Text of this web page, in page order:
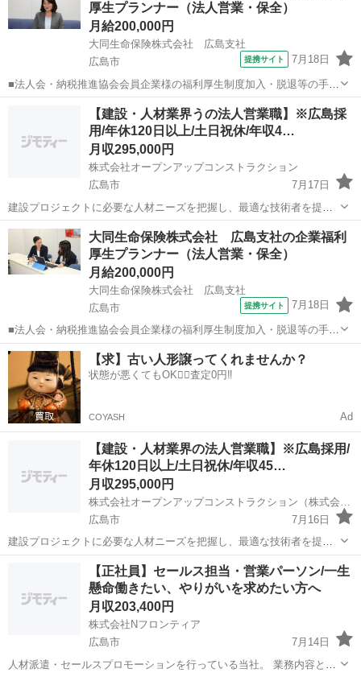
厚生プランナー（法人営業・保全）
月給200,000円
大同生命保険株式会社 広島支社
広島市
提携サイト 7月18日
■法人会・納税推進協会会員企業様の福利厚生制度加入・脱退等の手続
きなどをお任せします。 家庭訪問ではなく、会員である法人企業様へ
と出向き、当社のお薦めするプランのご案内などがメイン。個人宅訪
問や知人・友人への保険勧誘は一切あ...
代理店営業
【建設・人材業界うの法人営業職】※広島採
用/年休120日以上/土日祝休/年収4…
月収295,000円
株式会社オープンアップコンストラクション
広島市
7月17日
建設プロジェクトに必要な人材ニーズを把握し、最適な技術者を提
案・就業後のフォローまで行います。人と企業をつなぎ、社会インフ
ラを支える重要な役割です。 ～主な業務～ ①クライアントへの提案営
業 ②派遣技術社員の就業マネジ...
広島 広島市 人材コーディネーター 社員
大同生命保険株式会社 広島支社の企業福利
厚生プランナー（法人営業・保全）
月給200,000円
大同生命保険株式会社 広島支社
広島市
提携サイト 7月18日
■法人会・納税推進協会会員企業様の福利厚生制度加入・脱退等の手続
きなどをお任せします。 家庭訪問ではなく、会員である法人企業様へ
と出向き、当社のお薦めするプランのご案内などがメイン。個人宅訪
問や知人・友人への保険勧誘は一切あ...
広島 広島市 代理店営業
【求】古い人形譲ってくれませんか？
状態が悪くてもOK🙆‍♀️査定0円‼️
COYASH Ad
【建設・人材業界の法人営業職】※広島採用/
年休120日以上/土日祝休/年収45…
月収295,000円
広島市
7月16日
建設プロジェクトに必要な人材ニーズを把握し、最適な技術者を提
案・就業後のフォローまで行います。人と企業をつなぎ、社会インフ
ラを支える重要な役割です。 ～主な業務～ ①クライアントへの提案営
業 ・大手ゼネコン、サブコン、...
営業
【正社員】セールス担当・営業パーソン/一生
懸命働きたい、やりがいを求めたい方へ
月収203,400円
株式会社Nフロンティア
広島市
7月14日
人材派遣・セールスプロモーションを行っている当社。 業務内容とし